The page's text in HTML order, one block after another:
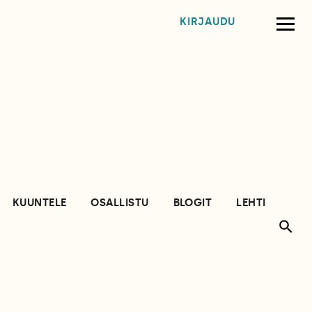
KIRJAUDU
KUUNTELE OSALLISTU BLOGIT LEHTI